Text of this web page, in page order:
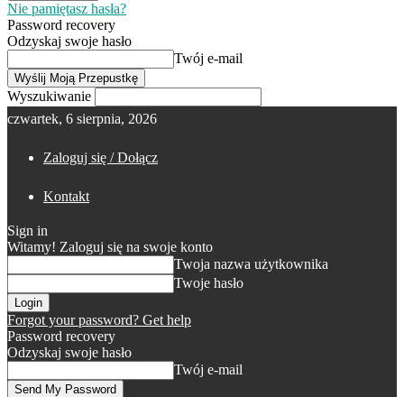
Nie pamiętasz hasła?
Password recovery
Odzyskaj swoje hasło
Twój e-mail
Wyszukiwanie
czwartek, 6 sierpnia, 2026
Zaloguj się / Dołącz
Kontakt
Sign in
Witamy! Zaloguj się na swoje konto
Twoja nazwa użytkownika
Twoje hasło
Forgot your password? Get help
Password recovery
Odzyskaj swoje hasło
Twój e-mail